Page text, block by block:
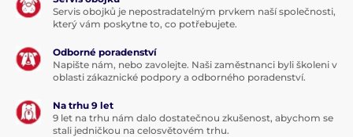
Servis obojků je nepostradatelným prvkem naší společnosti,
který vám poskytne to, co potřebujete.
Odborné poradenství
Napište nám, nebo zavolejte. Naši zaměstnanci byli školeni v
oblasti zákaznické podpory a odborného poradenství.
Na trhu 9 let
9 let na trhu nám dalo dostatečnou zkušenost, abychom se
stali jedničkou na celosvětovém trhu.